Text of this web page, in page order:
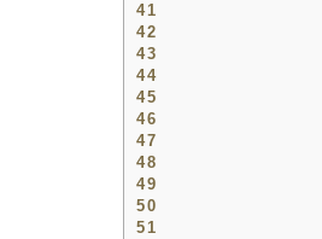
41
42
43
44
45
46
47
48
49
50
51